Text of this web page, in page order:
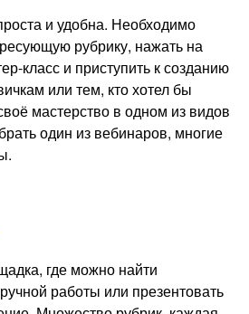
и удобна. Необходимо
рубрику, нажать на
класс и приступить к созданию
или тем, кто хотел бы
мастерство в одном из видов
один из вебинаров, многие
где можно найти
работы или презентовать